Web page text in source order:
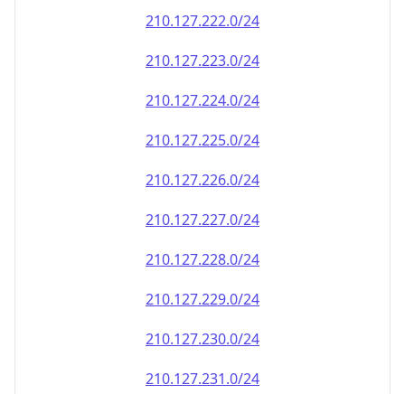
210.127.222.0/24
210.127.223.0/24
210.127.224.0/24
210.127.225.0/24
210.127.226.0/24
210.127.227.0/24
210.127.228.0/24
210.127.229.0/24
210.127.230.0/24
210.127.231.0/24